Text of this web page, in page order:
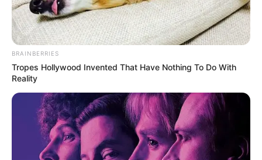
BRAINBERRIES
Tropes Hollywood Invented That Have Nothing To Do With
Reality